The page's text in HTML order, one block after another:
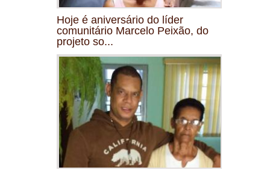
Hoje é aniversário do líder
comunitário Marcelo Peixão, do
projeto so...